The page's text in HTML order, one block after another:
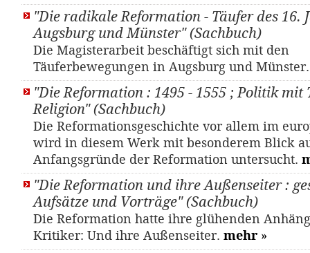
"Die radikale Reformation - Täufer des 16.
Augsburg und Münster" (Sachbuch)
Die Magisterarbeit beschäftigt sich mit den
Täuferbewegungen in Augsburg und
"Die Reformation : 1495 - 1555 ; Politik mit
Religion" (Sachbuch)
Die Reformationsgeschichte vor allem im
wird in diesem Werk mit besonderem Blick
Anfangsgründe der Reformation untersucht.
"Die Reformation und ihre Außenseiter :
Aufsätze und Vorträge" (Sachbuch)
Die Reformation hatte ihre glühenden
Kritiker: Und ihre Außenseiter. mehr »